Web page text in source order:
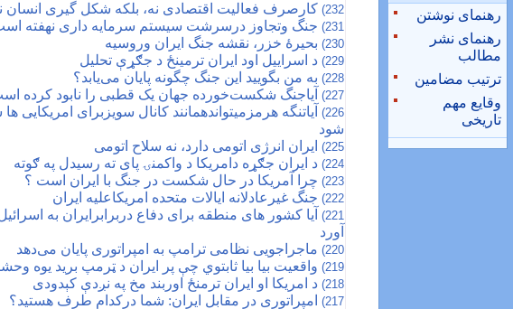
رهنمای نوشتن
رهنمای نشر
مطالب
ترتیب مضامین
وقایع مهم
تاریخی
232) کارصرف فعالیت اقتصادی نه، بلکه شکل گیری انسان
231) جنگ وتجاوز درسرشت سیستم سرمایه داری نهفته
230) بحیرهٔ خزر، نقشه جنگ ایران وروسیه
229) د اسراییل اود ایران ترمینځ د جګړې تحلیل
228) به من بگویید این جنگ چگونه پایان می‌یابد؟
227) آیاجنگ شکست‌خورده جهان یک قطبی را نابود کرده
226)
آیاتنگه هرمزمیتواندهمانند کانال سویزبرای امریکایی
شود
225) ایران انرژی اتومی دارد، نه سلاح اتومی
224) د ایران جګړه دامریکا د واکمنۍ پای ته رسیدل په ګوته
223) چرا آمریکا در حال شکست در جنگ با ایران است ؟
222) جنگ غیرعادلانه ایالات متحده امریکاعلیه ایران
221)
آیا کشور های منطقه برای دفاع دربرابرایران به
آورد
220) ماجراجویی نظامی ترامپ به امپراتوری‌ پایان می‌دهد
219) واقعیت بیا بیا ثابتوي چې پر ایران د ټرمپ برید یوه
218) د امریکا او ایران ترمنځ اوربند مخ په نږدې کېدودی
217) امپراتوری در مقابل ایران: شما درکدام طرف هستید؟